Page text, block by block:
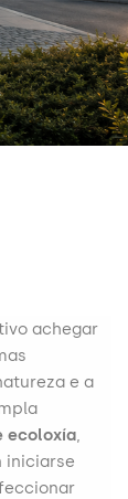
achegar
e a
ecoloxía,
iniciarse